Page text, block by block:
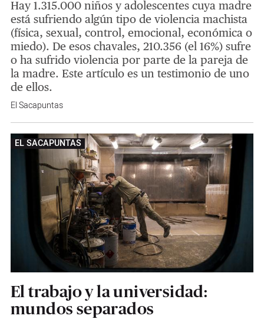
Hay 1.315.000 niños y adolescentes cuya madre
está sufriendo algún tipo de violencia machista
(física, sexual, control, emocional, económica o
miedo). De esos chavales, 210.356 (el 16%) sufre
o ha sufrido violencia por parte de la pareja de
la madre. Este artículo es un testimonio de uno
de ellos.
El Sacapuntas
EL SACAPUNTAS
El trabajo y la universidad:
mundos separados